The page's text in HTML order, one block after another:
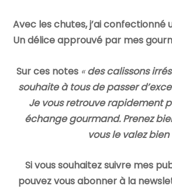
Avec les chutes, j’ai confectionné
Un délice approuvé par mes
Sur ces notes «des calissons
souhaite à tous de passer
Je vous retrouve rapidement
échange gourmand. Prenez
vous le valez bien
Si vous souhaitez suivre mes
pouvez vous abonner à la